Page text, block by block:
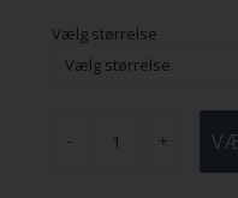
Vælg størrelse
- +